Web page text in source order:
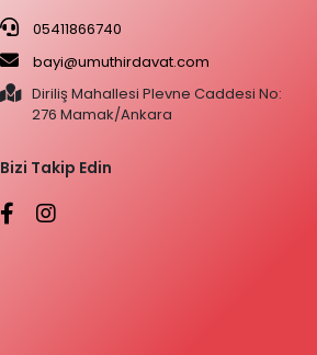
05411866740
bayi@umuthirdavat.com
Diriliş Mahallesi Plevne Caddesi No:
276 Mamak/Ankara
Bizi Takip Edin